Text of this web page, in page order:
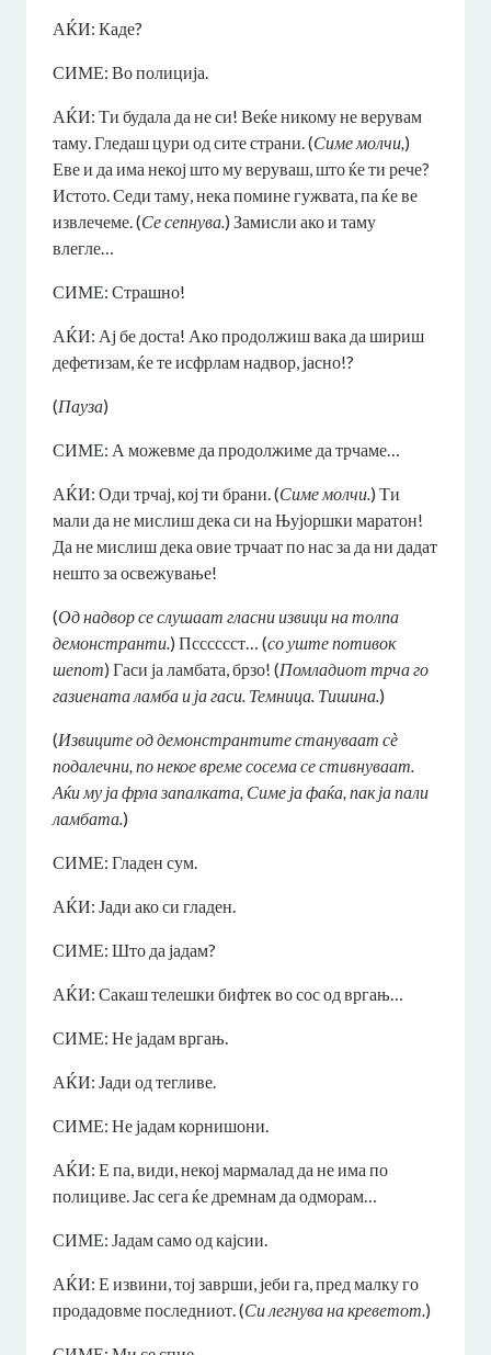
АЌИ: Каде?
СИМЕ: Во полиција.
АЌИ: Ти будала да не си! Веќе никому не верувам
таму. Гледаш цури од сите страни. (Симе молчи,)
Еве и да има некој што му веруваш, што ќе ти рече?
Истото. Седи таму, нека помине гужвата, па ќе ве
извлечеме. (Се сепнува.) Замисли ако и таму
влегле…
СИМЕ: Страшно!
АЌИ: Ај бе доста! Ако продолжиш вака да шириш
дефетизам, ќе те исфрлам надвор, јасно!?
(Пауза)
СИМЕ: А можевме да продолжиме да трчаме…
АЌИ: Оди трчај, кој ти брани. (Симе молчи.) Ти
мали да не мислиш дека си на Њујоршки маратон!
Да не мислиш дека овие трчаат по нас за да ни дадат
нешто за освежување!
(Од надвор се слушаат гласни извици на толпа
демонстранти.) Псссссст… (со уште потивок
шепот) Гаси ја ламбата, брзо! (Помладиот трча го
газиената ламба и ја гаси. Темница. Тишина.)
(Извиците од демонстрантите стануваат сѐ
подалечни, по некое време сосема се стивнуваат.
Аќи му ја фрла запалката, Симе ја фаќа, пак ја пали
ламбата.)
СИМЕ: Гладен сум.
АЌИ: Јади ако си гладен.
СИМЕ: Што да јадам?
АЌИ: Сакаш телешки бифтек во сос од вргањ…
СИМЕ: Не јадам вргањ.
АЌИ: Јади од тегливе.
СИМЕ: Не јадам корнишони.
АЌИ: Е па, види, некој мармалад да не има по
полициве. Јас сега ќе дремнам да одморам…
СИМЕ: Јадам само од кајсии.
АЌИ: Е извини, тој заврши, јеби га, пред малку го
продадовме последниот. (Си легнува на креветот.)